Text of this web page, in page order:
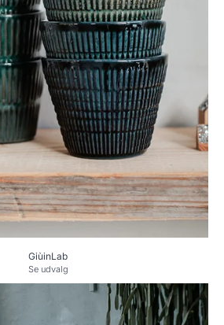
GiùinLab
Se udvalg